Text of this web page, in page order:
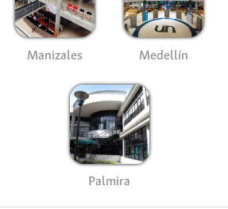
Manizales Medellín
Palmira